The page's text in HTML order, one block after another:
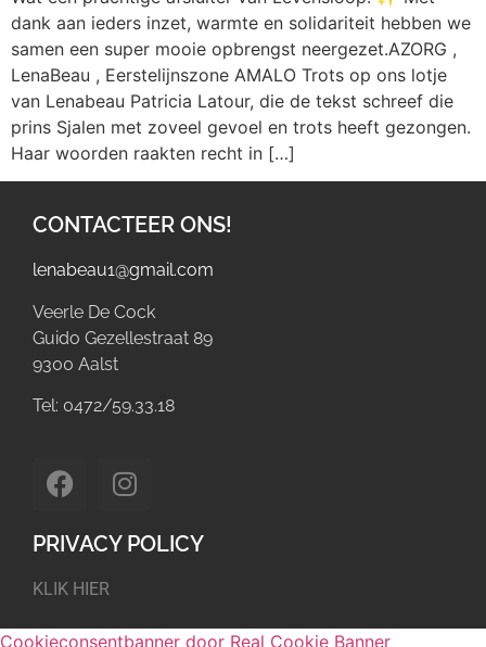
dank aan ieders inzet, warmte en solidariteit hebben we
samen een super mooie opbrengst neergezet.AZORG ,
LenaBeau , Eerstelijnszone AMALO Trots op ons lotje
van Lenabeau Patricia Latour, die de tekst schreef die
prins Sjalen met zoveel gevoel en trots heeft gezongen.
Haar woorden raakten recht in […]
CONTACTEER ONS!
lenabeau1@gmail.com
Veerle De Cock
Guido Gezellestraat 89
9300 Aalst
Tel: 0472/59.33.18
PRIVACY POLICY
KLIK HIER
Cookieconsentbanner door Real Cookie Banner